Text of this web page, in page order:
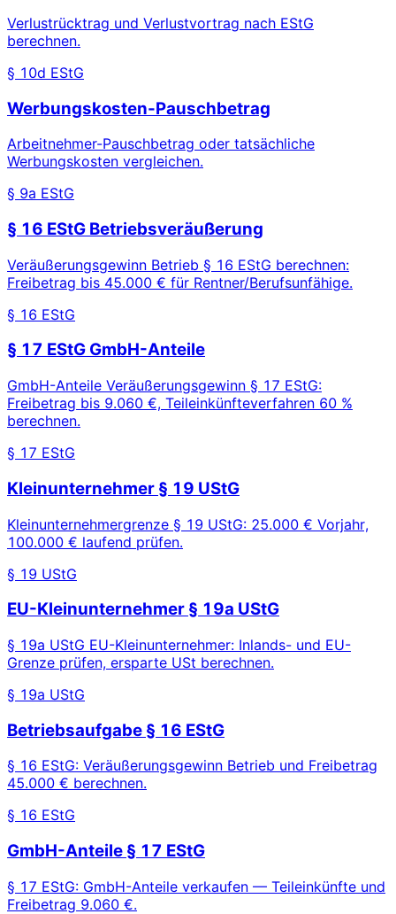
Verlustrücktrag und Verlustvortrag nach EStG
berechnen.
§ 10d EStG
Werbungskosten-Pauschbetrag
Arbeitnehmer-Pauschbetrag oder tatsächliche
Werbungskosten vergleichen.
§ 9a EStG
§ 16 EStG Betriebsveräußerung
Veräußerungsgewinn Betrieb § 16 EStG berechnen:
Freibetrag bis 45.000 € für Rentner/Berufsunfähige.
§ 16 EStG
§ 17 EStG GmbH-Anteile
GmbH-Anteile Veräußerungsgewinn § 17 EStG:
Freibetrag bis 9.060 €, Teileinkünfteverfahren 60 %
berechnen.
§ 17 EStG
Kleinunternehmer § 19 UStG
Kleinunternehmergrenze § 19 UStG: 25.000 € Vorjahr,
100.000 € laufend prüfen.
§ 19 UStG
EU-Kleinunternehmer § 19a UStG
§ 19a UStG EU-Kleinunternehmer: Inlands- und EU-
Grenze prüfen, ersparte USt berechnen.
§ 19a UStG
Betriebsaufgabe § 16 EStG
§ 16 EStG: Veräußerungsgewinn Betrieb und Freibetrag
45.000 € berechnen.
§ 16 EStG
GmbH-Anteile § 17 EStG
§ 17 EStG: GmbH-Anteile verkaufen — Teileinkünfte und
Freibetrag 9.060 €.